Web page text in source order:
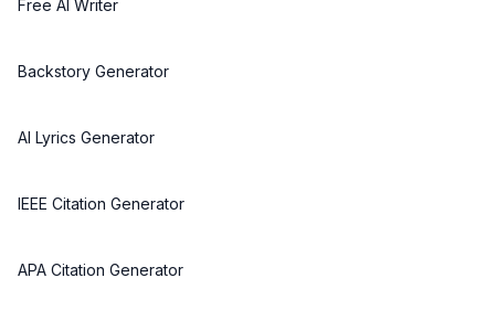
Free AI Writer
Backstory Generator
AI Lyrics Generator
IEEE Citation Generator
APA Citation Generator